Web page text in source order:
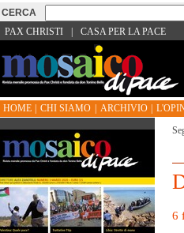
PAX CHRISTI CASA PER LA PACE
HOME CHI SIAMO ARCHIVIO
6